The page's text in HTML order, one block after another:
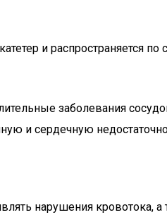
и распространяется
заболевания
и сердечную
нарушения кровотока, а